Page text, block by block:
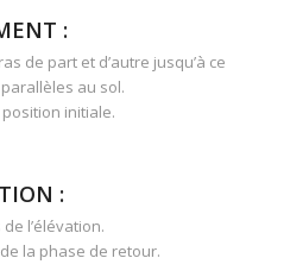
:
de part et d’autre jusqu’à ce
au sol.
initiale.
:
l’élévation.
la phase de retour.